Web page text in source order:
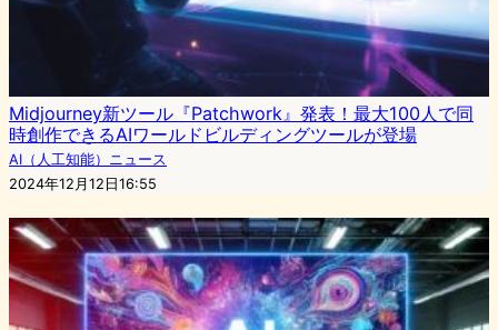
Midjourney新ツール『Patchwork』発表！最大100人で同
時創作できるAIワールドビルディングツールが登場
AI（人工知能）ニュース
2024年12月12日16:55